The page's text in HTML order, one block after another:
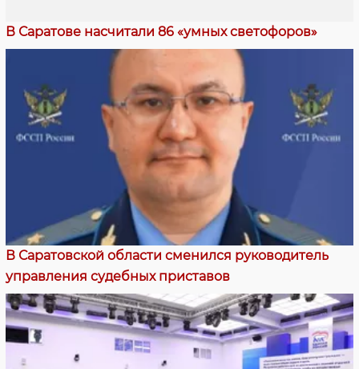
В Саратове насчитали 86 «умных светофоров»
В Саратовской области сменился руководитель
управления судебных приставов